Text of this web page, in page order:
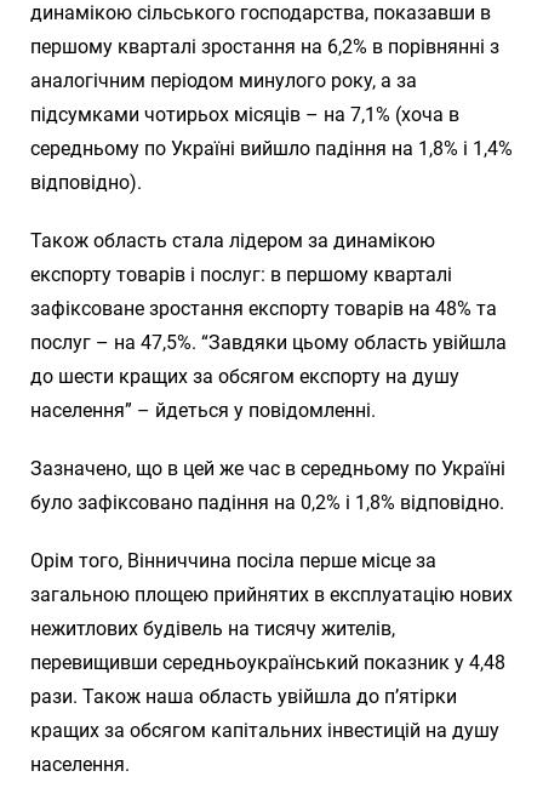
динамікою сільського господарства, показавши в
першому кварталі зростання на 6,2% в порівнянні з
аналогічним періодом минулого року, а за
підсумками чотирьох місяців – на 7,1% (хоча в
середньому по Україні вийшло падіння на 1,8% і 1,4%
відповідно).
Також область стала лідером за динамікою
експорту товарів і послуг: в першому кварталі
зафіксоване зростання експорту товарів на 48% та
послуг – на 47,5%. “Завдяки цьому область увійшла
до шести кращих за обсягом експорту на душу
населення” – йдеться у повідомленні.
Зазначено, що в цей же час в середньому по Україні
було зафіксовано падіння на 0,2% і 1,8% відповідно.
Орім того, Вінниччина посіла перше місце за
загальною площею прийнятих в експлуатацію нових
нежитлових будівель на тисячу жителів,
перевищивши середньоукраїнський показник у 4,48
рази. Також наша область увійшла до п’ятірки
кращих за обсягом капітальних інвестицій на душу
населення.